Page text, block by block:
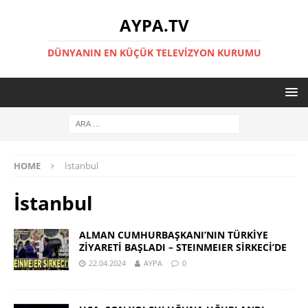
AYPA.TV
DÜNYANIN EN KÜÇÜK TELEVIZYON KURUMU
HOME İstanbul
İstanbul
ALMAN CUMHURBAŞKANI’NIN TÜRKİYE
ZİYARETİ BAŞLADI – STEINMEIER SİRKECİ’DE
22.04.2024 AYPA 0